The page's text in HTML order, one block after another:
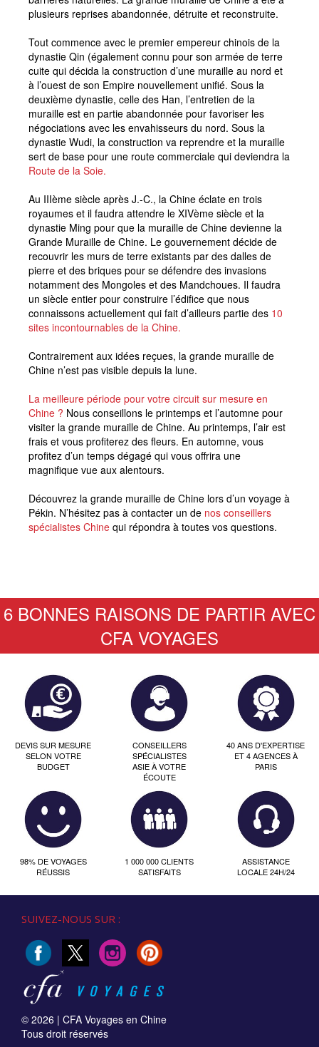
plusieurs reprises abandonnée, détruite et reconstruite.
Tout commence avec le premier empereur chinois de la
dynastie Qin (également connu pour son armée de terre
cuite qui décida la construction d’une muraille au nord et
à l’ouest de son Empire nouvellement unifié. Sous la
deuxième dynastie, celle des Han, l’entretien de la
muraille est en partie abandonnée pour favoriser les
négociations avec les envahisseurs du nord. Sous la
dynastie Wudi, la construction va reprendre et la muraille
sert de base pour une route commerciale qui deviendra la
Route de la Soie.
Au IIIème siècle après J.-C., la Chine éclate en trois
royaumes et il faudra attendre le XIVème siècle et la
dynastie Ming pour que la muraille de Chine devienne la
Grande Muraille de Chine. Le gouvernement décide de
recouvrir les murs de terre existants par des dalles de
pierre et des briques pour se défendre des invasions
notamment des Mongoles et des Mandchoues. Il faudra
un siècle entier pour construire l’édifice que nous
connaissons actuellement qui fait d’ailleurs partie des 10
sites incontournables de la Chine.
Contrairement aux idées reçues, la grande muraille de
Chine n’est pas visible depuis la lune.
La meilleure période pour votre circuit sur mesure en
Chine ? Nous conseillons le printemps et l’automne pour
visiter la grande muraille de Chine. Au printemps, l’air est
frais et vous profiterez des fleurs. En automne, vous
profitez d’un temps dégagé qui vous offrira une
magnifique vue aux alentours.
Découvrez la grande muraille de Chine lors d’un voyage à
Pékin. N’hésitez pas à contacter un de nos conseillers
spécialistes Chine qui répondra à toutes vos questions.
6 BONNES RAISONS DE PARTIR AVEC
CFA VOYAGES
DEVIS SUR MESURE
SELON VOTRE
BUDGET
CONSEILLERS
SPÉCIALISTES
ASIE À VOTRE
ÉCOUTE
40 ANS D'EXPERTISE
ET 4 AGENCES À
PARIS
98% DE VOYAGES
RÉUSSIS
1 000 000 CLIENTS
SATISFAITS
ASSISTANCE
LOCALE 24H/24
SUIVEZ-NOUS SUR :
© 2026 | CFA Voyages en Chine
Tous droit réservés